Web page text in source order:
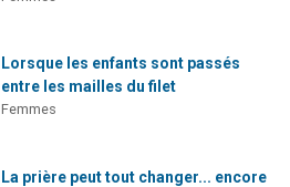
Lorsque les enfants sont passés
entre les mailles du filet
Femmes
La prière peut tout changer... encore